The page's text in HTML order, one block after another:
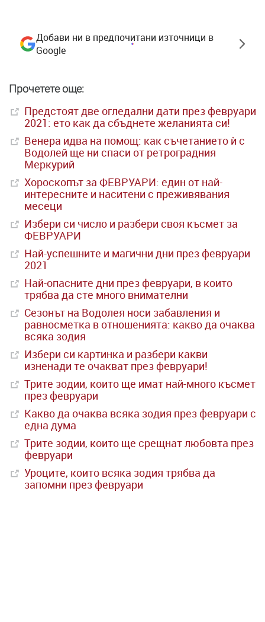
Добави ни в предпочитани източници в
Google
Прочетете още:
Предстоят две огледални дати през февруари
2021: ето как да сбъднете желанията си!
Венера идва на помощ: как съчетанието ѝ с
Водолей ще ни спаси от ретроградния
Меркурий
Хороскопът за ФЕВРУАРИ: един от най-
интересните и наситени с преживявания
месеци
Избери си число и разбери своя късмет за
ФЕВРУАРИ
Най-успешните и магични дни през февруари
2021
Най-опасните дни през февруари, в които
трябва да сте много внимателни
Сезонът на Водолея носи забавления и
равносметка в отношенията: какво да очаква
всяка зодия
Избери си картинка и разбери какви
изненади те очакват през февруари!
Трите зодии, които ще имат най-много късмет
през февруари
Какво да очаква всяка зодия през февруари с
една дума
Трите зодии, които ще срещнат любовта през
февруари
Уроците, които всяка зодия трябва да
запомни през февруари